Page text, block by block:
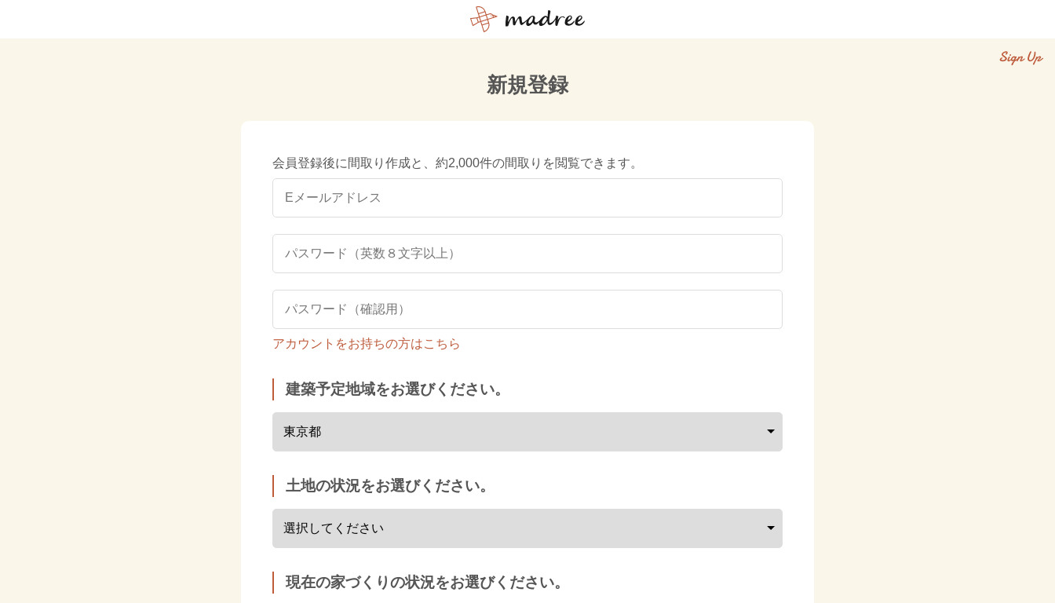
Sign Up
新規登録
会員登録後に間取り作成と、約2,000件の間取りを閲覧できます。
アカウントをお持ちの方はこちら
建築予定地域をお選びください。
土地の状況をお選びください。
現在の家づくりの状況をお選びください。